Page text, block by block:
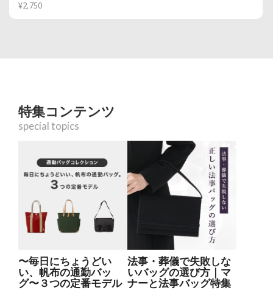
¥2,750
特集コンテンツ
special topics
〜毎日にちょうどい
い、帆布の通勤バッ
グ〜３つの定番モデル
法事・葬儀で失敗しな
いバッグの選び方｜マ
ナーと法事バッグ特集